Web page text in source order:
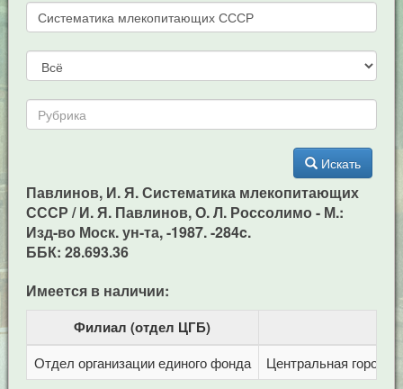
Искать
Павлинов, И. Я. Систематика млекопитающих
СССР / И. Я. Павлинов, О. Л. Россолимо - М.:
Изд-во Моск. ун-та, -1987. -284c.
ББК: 28.693.36
Имеется в наличии:
Филиал (отдел ЦГБ)
Отдел организации единого фонда Центральная